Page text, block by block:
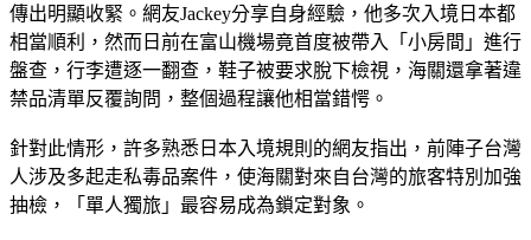
台灣人赴日旅遊熱度長年居高不下，但近期日本海關審核標準
傳出明顯收緊。網友Jackey分享自身經驗，他多次入境日本都
相當順利，然而日前在富山機場竟首度被帶入「小房間」進行
盤查，行李遭逐一翻查，鞋子被要求脫下檢視，海關還拿著違
針對此情形，許多熟悉日本入境規則的網友指出，前陣子台灣
人涉及多起走私毒品案件，使海關對來自台灣的旅客特別加強